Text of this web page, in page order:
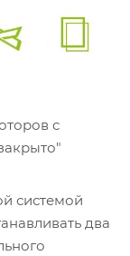
с
системой
два